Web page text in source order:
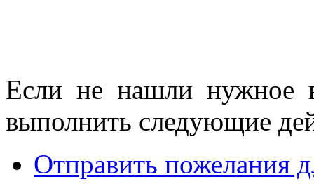
Если не нашли нужное
выполнить следующие
Отправить пожелания